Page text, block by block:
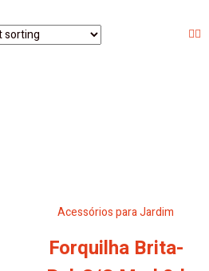
Acessórios para Jardim
Forquilha Brita-